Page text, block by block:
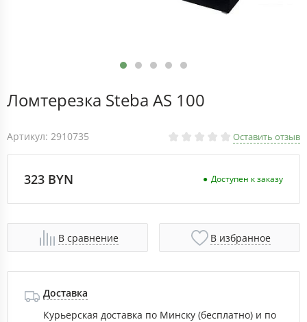
Ломтерезка Steba AS 100
Артикул: 2910735 Оставить отзыв
323 BYN Доступен к заказу
В сравнение В избранное
Доставка
Курьерская доставка по Минску (бесплатно) и по